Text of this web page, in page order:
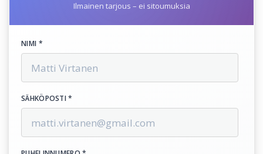
Ilmainen tarjous – ei sitoumuksia
NIMI *
SÄHKÖPOSTI *